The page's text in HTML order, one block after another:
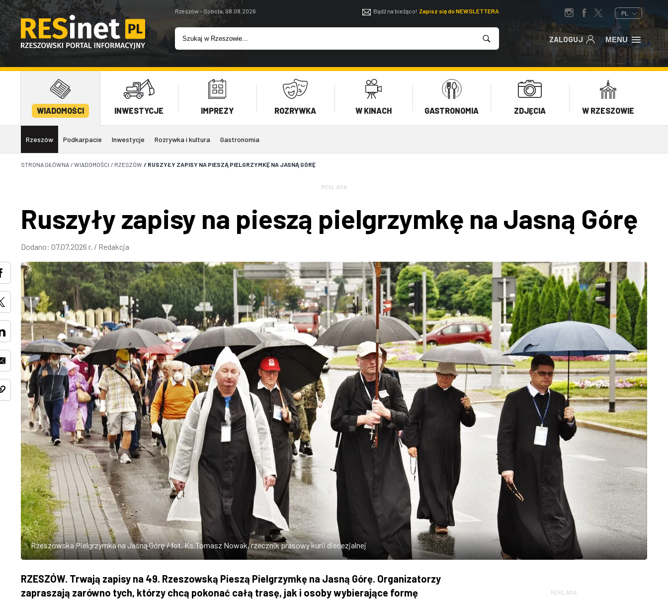
Rzeszów - Sobota, 08.08.2026 Bądź na bieżąco! Zapisz się do NEWSLETTERA PL
ZALOGUJ MENU
WIADOMOŚCI INWESTYCJE IMPREZY ROZRYWKA W KINACH GASTRONOMIA ZDJĘCIA W RZESZOWIE
Rzeszów Podkarpacie Inwestycje Rozrywka i kultura Gastronomia
STRONA GŁÓWNA / WIADOMOŚCI / RZESZÓW / RUSZYŁY ZAPISY NA PIESZĄ PIELGRZYMKĘ NA JASNĄ GÓRĘ
REKLAMA
Ruszyły zapisy na pieszą pielgrzymkę na Jasną Górę
Dodano: 07.07.2026 r. / Redakcja
Rzeszowska Pielgrzymka na Jasną Górę / fot. Ks.Tomasz Nowak, rzecznik prasowy kurii diecezjalnej
RZESZÓW. Trwają zapisy na 49. Rzeszowską Pieszą Pielgrzymkę na Jasną Górę. Organizatorzy
zapraszają zarówno tych, którzy chcą pokonać całą trasę, jak i osoby wybierające formę
REKLAMA